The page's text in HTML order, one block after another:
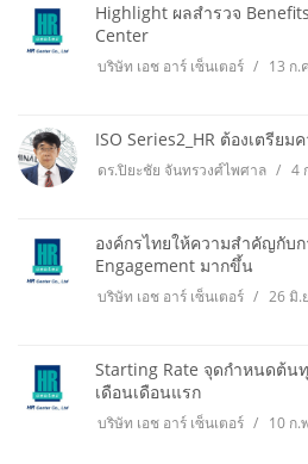
Highlight ผลสำรวจ
Center
บริษัท เอช อาร์ เซ็นเตอร์ 13 ก.
ISO Series2_HR ต้องเตรียม
ดร.ปิยะชัย จันทรวงศ์ไพศาล 4
องค์กรไทยให้ความสำคัญกับ
Engagement มากขึ้น
บริษัท เอช อาร์ เซ็นเตอร์ 26 มิ.
Starting Rate จุดกำหนดต้น
เดือนเดือนแรก
บริษัท เอช อาร์ เซ็นเตอร์ 10 ก.